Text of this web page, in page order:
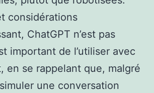
considérations
ChatGPT n’est pas
important de l’utiliser avec
en se rappelant que, malgré
une conversation